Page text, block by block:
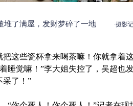
屋，发财梦碎了一地 ·摄影
这些瓷杯拿来喝茶嘛！你就拿着
睡觉嘛！”李大姐失控了，吴超也
采了！”